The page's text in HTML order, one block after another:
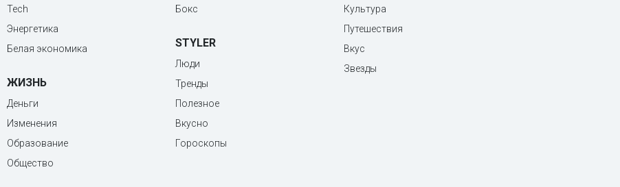
Tech
Энергетика
Белая экономика
ЖИЗНЬ
Деньги
Изменения
Образование
Общество
Бокс
STYLER
Люди
Тренды
Полезное
Вкусно
Гороскопы
Культура
Путешествия
Вкус
Звезды